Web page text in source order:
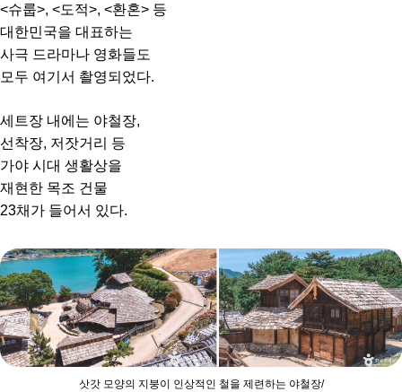
<슈룹>, <도적>, <환혼> 등
대한민국을 대표하는
사극 드라마나 영화들도
모두 여기서 촬영되었다.
세트장 내에는 야철장,
선착장, 저잣거리 등
가야 시대 생활상을
재현한 목조 건물
23채가 들어서 있다.
삿갓 모양의 지붕이 인상적인 철을 제련하는 야철장/